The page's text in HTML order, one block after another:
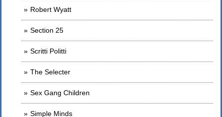
Robert Wyatt
Section 25
Scritti Politti
The Selecter
Sex Gang Children
Simple Minds